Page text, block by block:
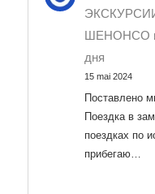
ШЕНОНСО и
дня
15 mai 2024
Поставлено
Поездка в
поездках по
прибегаю…